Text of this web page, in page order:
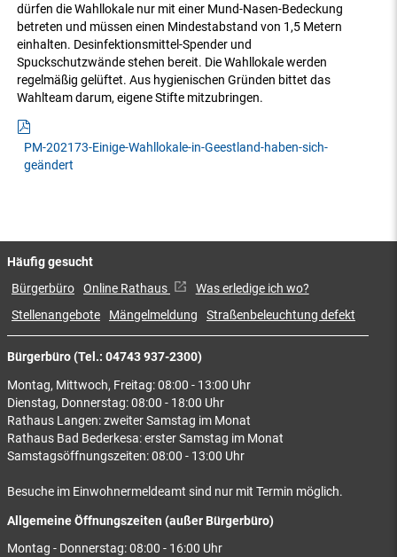
dürfen die Wahllokale nur mit einer Mund-Nasen-Bedeckung
betreten und müssen einen Mindestabstand von 1,5 Metern
einhalten. Desinfektionsmittel-Spender und
Spuckschutzwände stehen bereit. Die Wahllokale werden
regelmäßig gelüftet. Aus hygienischen Gründen bittet das
Wahlteam darum, eigene Stifte mitzubringen.
PM-202173-Einige-Wahllokale-in-Geestland-haben-sich-
geändert
Bürgerbüro (Tel.: 04743 937-2300)
Montag, Mittwoch, Freitag: 08:00 - 13:00 Uhr
Dienstag, Donnerstag: 08:00 - 18:00 Uhr
Rathaus Langen: zweiter Samstag im Monat
Rathaus Bad Bederkesa: erster Samstag im Monat
Samstagsöffnungszeiten: 08:00 - 13:00 Uhr
Besuche im Einwohnermeldeamt sind nur mit Termin möglich.
Allgemeine Öffnungszeiten (außer Bürgerbüro)
Montag - Donnerstag: 08:00 - 16:00 Uhr
Häufig gesucht
Bürgerbüro Online Rathaus
Was erledige ich wo?
Stellenangebote
Mängelmeldung Straßenbeleuchtung defekt